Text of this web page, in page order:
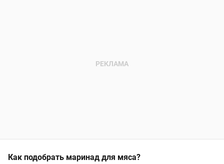
Как подобрать маринад для мяса?